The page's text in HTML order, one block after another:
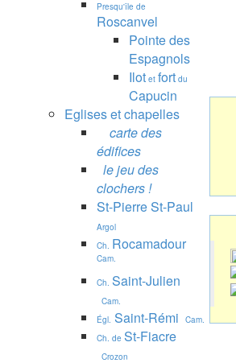
Presqu'île de
Roscanvel
Pointe des
Espagnols
Ilot et fort du
Capucin
Eglises et chapelles
carte des
édifices
le jeu des
clochers !
St-Pierre St-Paul
Argol
Ch. Rocamadour
Cam.
Ch. Saint-Julien
Cam.
Égl. Saint-Rémi
Cam.
Ch. de St-Fiacre
Crozon